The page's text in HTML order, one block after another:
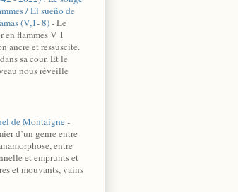
/ El sueño de
(V,1- 8)-Le
en flammes V 1
ancre et ressuscite.
sa cour. Et le
nous réveille
de Montaigne-
d’un genre entre
entre
et emprunts et
et mouvants, vains